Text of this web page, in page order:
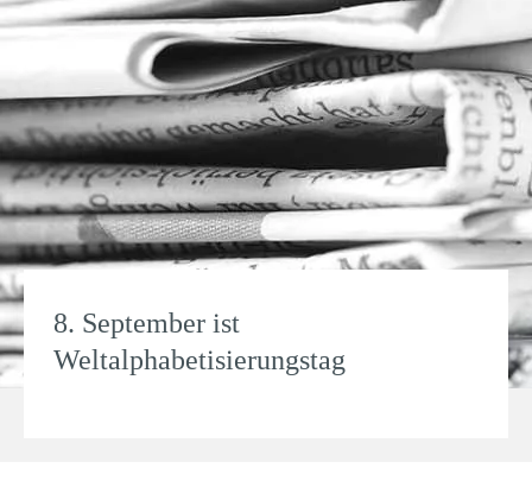
8. September ist
Weltalphabetisierungstag